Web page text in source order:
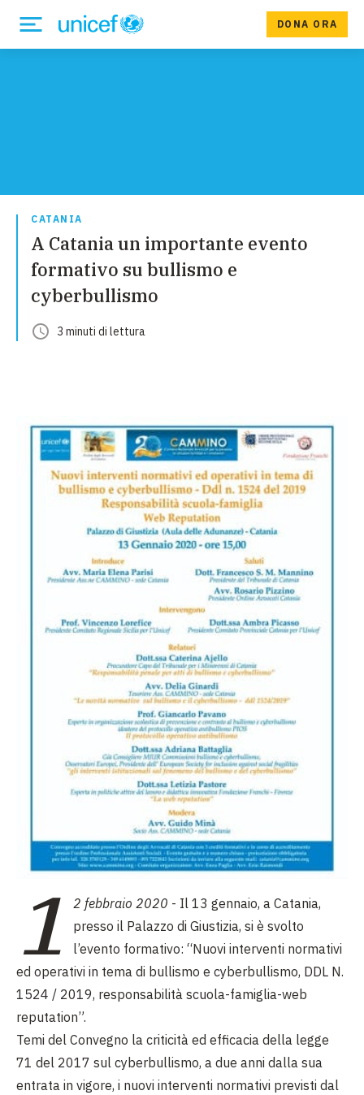
DONA ORA
CATANIA
A Catania un importante evento
formativo su bullismo e
cyberbullismo
3 minuti di lettura
1 2 febbraio 2020 - Il 13 gennaio, a Catania,
presso il Palazzo di Giustizia, si è svolto
l’evento formativo: “Nuovi interventi normativi
ed operativi in tema di bullismo e cyberbullismo, DDL N.
1524 / 2019, responsabilità scuola-famiglia-web
reputation”.
Temi del Convegno la criticità ed efficacia della legge
71 del 2017 sul cyberbullismo, a due anni dalla sua
entrata in vigore, i nuovi interventi normativi previsti dal